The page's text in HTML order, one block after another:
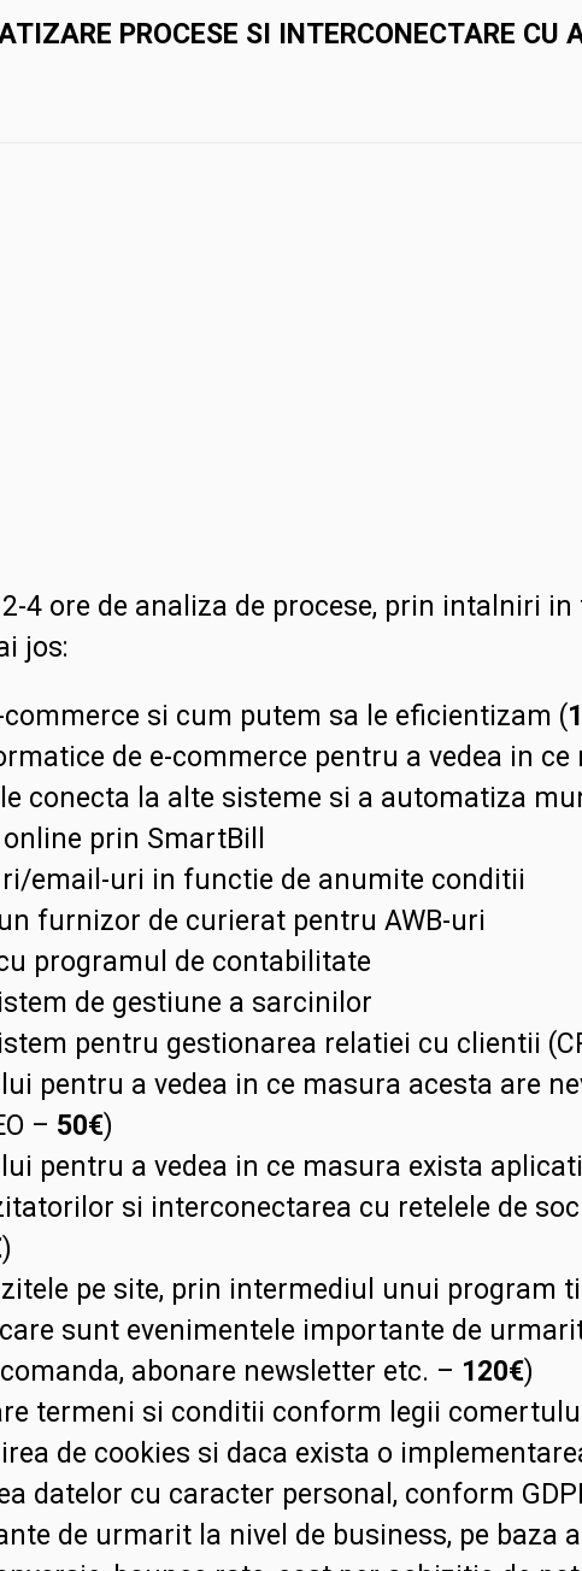
PROCESE SI INTERCONECTARE CU
2-4 ore de analiza de procese, prin intalniri
jos:
si cum putem sa le eficientizam (
de e-commerce pentru a vedea in
conecta la alte sisteme si a automatiza
prin SmartBill
email-uri in functie de anumite conditii
furnizor de curierat pentru AWB-uri
programul de contabilitate
de gestiune a sarcinilor
pentru gestionarea relatiei cu clientii
pentru a vedea in ce masura acesta are
– 50€)
pentru a vedea in ce masura exista
si interconectarea cu retelele de
)
pe site, prin intermediul unui program
sunt evenimentele importante de
abonare newsletter etc. – 120€)
termeni si conditii conform legii
de cookies si daca exista o
datelor cu caracter personal, conform
de urmarit la nivel de business, pe baza